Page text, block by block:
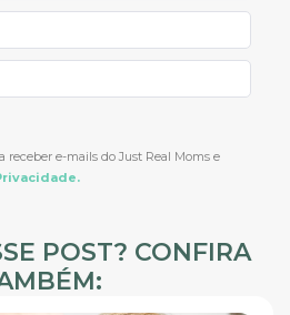
receber e-mails do Just Real Moms e
POST? CONFIRA